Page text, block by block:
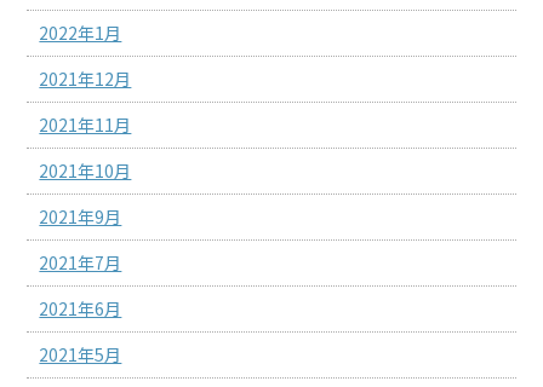
2022年1月
2021年12月
2021年11月
2021年10月
2021年9月
2021年7月
2021年6月
2021年5月